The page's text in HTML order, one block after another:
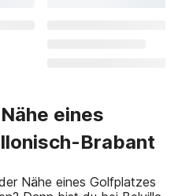
eines
Brabant
Nähe eines Golfplatzes